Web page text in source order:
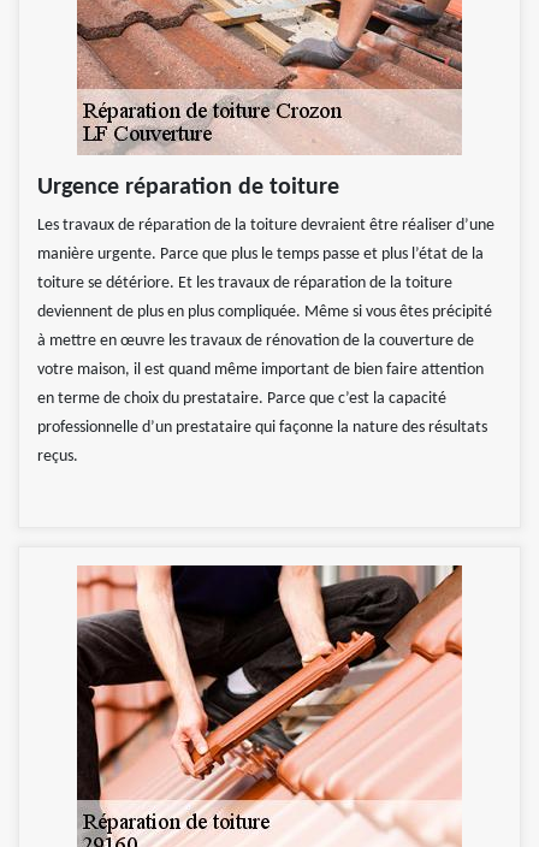
Urgence réparation de toiture
Les travaux de réparation de la toiture devraient être réaliser d’une
manière urgente. Parce que plus le temps passe et plus l’état de la
toiture se détériore. Et les travaux de réparation de la toiture
deviennent de plus en plus compliquée. Même si vous êtes précipité
à mettre en œuvre les travaux de rénovation de la couverture de
votre maison, il est quand même important de bien faire attention
en terme de choix du prestataire. Parce que c’est la capacité
professionnelle d’un prestataire qui façonne la nature des résultats
reçus.